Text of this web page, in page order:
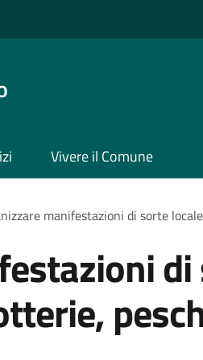
Vivere il Comune
manifestazioni di sorte